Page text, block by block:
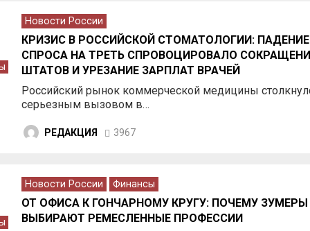
Новости России
КРИЗИС В РОССИЙСКОЙ СТОМАТОЛОГИИ: ПАДЕНИЕ
СПРОСА НА ТРЕТЬ СПРОВОЦИРОВАЛО
ШТАТОВ И УРЕЗАНИЕ ЗАРПЛАТ ВРАЧЕЙ
Российский рынок коммерческой медицины
серьезным вызовом в…
РЕДАКЦИЯ 3967
Новости России Финансы
ОТ ОФИСА К ГОНЧАРНОМУ КРУГУ: ПОЧЕМУ ЗУМЕРЫ
ВЫБИРАЮТ РЕМЕСЛЕННЫЕ ПРОФЕССИИ